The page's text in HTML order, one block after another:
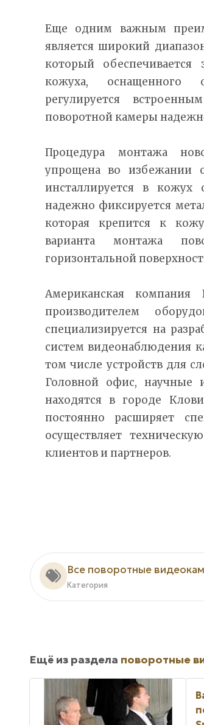
Еще одним важным
является широкий
который обеспечивается
кожуха, оснащенного
регулируется
поворотной камеры
Процедура монтажа
упрощена во избежании
инсталлируется в
надежно фиксируется
которая крепится к
варианта монтажа
горизонтальной
Американская
производителем
специализируется на
систем видеонаблюдения
том числе устройств для
Головной офис, научные
находятся в городе
постоянно расширяет
осуществляет
клиентов и партнеров.
Все поворотные
Категория
Ещё из раздела поворотные